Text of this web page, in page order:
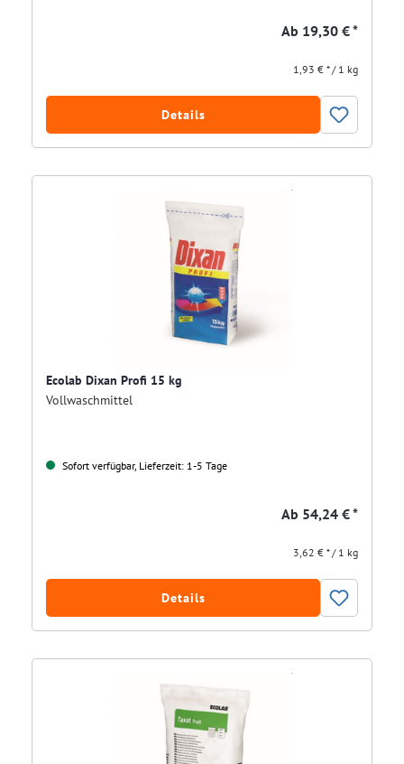
Ab 19,30 € *
1,93 € * / 1 kg
Details
Ecolab Dixan Profi 15 kg
Vollwaschmittel
Sofort verfügbar, Lieferzeit: 1-5 Tage
Ab 54,24 € *
3,62 € * / 1 kg
Details